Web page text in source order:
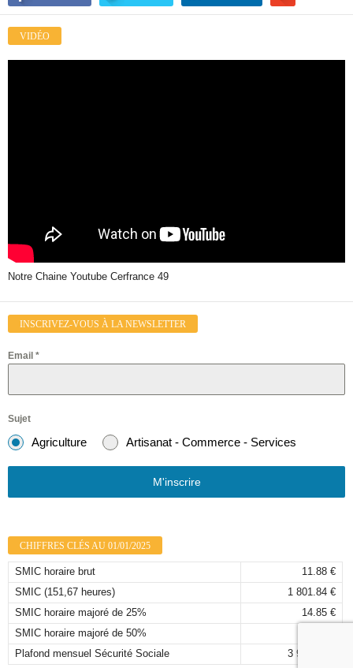
VIDÉO
Notre Chaine Youtube Cerfrance 49
INSCRIVEZ-VOUS À LA NEWSLETTER
Email *
Sujet
Agriculture Artisanat - Commerce - Services
M'inscrire
CHIFFRES CLÉS AU 01/01/2025
SMIC horaire brut
11.88 €
SMIC (151,67 heures)
1 801.84 €
SMIC horaire majoré de 25%
14.85 €
SMIC horaire majoré de 50%
Plafond mensuel Sécurité Sociale
3 925,00 €